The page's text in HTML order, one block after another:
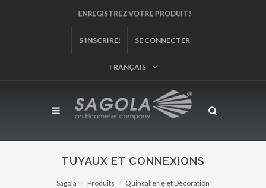
ENREGISTREZ VOTRE PRODUIT!
S'INSCRIRE! SE CONNECTER
FRANÇAIS
TUYAUX ET CONNEXIONS
Sagola Produits
Quincallerie et Décoration